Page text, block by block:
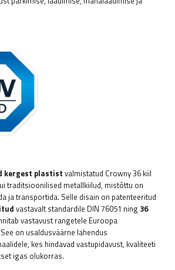
kergest plastist valmistatud Crowny 36 kiil
traditsioonilised metallkiilud, mistõttu on
ja transportida. Selle disain on patenteeritud
vastavalt standardile DIN 76051 ning 36
vastavust rangetele Euroopa
on usaldusväärne lahendus
kes hindavad vastupidavust, kvaliteeti
igas olukorras.